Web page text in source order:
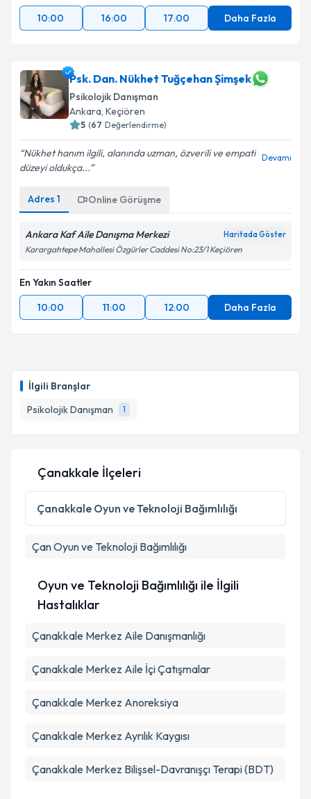
İlgili Branşlar
Psikolojik Danışman
1
10:00
16:00 17:00 Daha Fazla
Psk. Dan. Nükhet Tuğçehan Şimşek
Psikolojik Danışman
Ankara, Keçiören
5 (67 Değerlendirme)
Nükhet hanım ilgili, alanında uzman, özverili ve empati
düzeyi oldukça...
Devamı
Adres 1 Online Görüşme
Ankara Kaf Aile Danışma Merkezi Haritada Göster
Karargahtepe Mahallesi Özgürler Caddesi No:23/1 Keçiören
En Yakın Saatler
10:00
11:00 12:00 Daha Fazla
Çanakkale İlçeleri
Çanakkale Oyun ve Teknoloji Bağımlılığı
ÇanOyun ve Teknoloji Bağımlılığı
Oyun ve Teknoloji Bağımlılığı ile İlgili
Hastalıklar
Çanakkale Merkez Aile Danışmanlığı
Çanakkale Merkez Aile İçi Çatışmalar
Çanakkale Merkez Anoreksiya
Çanakkale Merkez Ayrılık Kaygısı
Çanakkale Merkez Bilişsel-Davranışçı Terapi (BDT)